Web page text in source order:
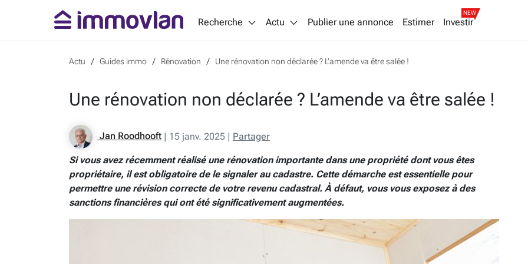
Recherche Actu Publier une annonce Estimer Investir
NEW
Actu Guides immo Rénovation Une rénovation non déclarée ? L’amende va être salée !
Une rénovation non déclarée ? L’amende va être salée !
Jan Roodhooft | 15 janv. 2025 | Partager
Si vous avez récemment réalisé une rénovation importante dans une propriété dont vous êtes
propriétaire, il est obligatoire de le signaler au cadastre. Cette démarche est essentielle pour
permettre une révision correcte de votre revenu cadastral. À défaut, vous vous exposez à des
sanctions financières qui ont été significativement augmentées.